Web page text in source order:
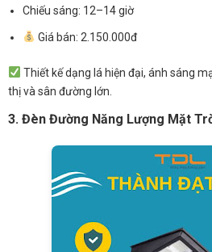
Chiếu sáng: 12–14 giờ
Giá bán: 2.150.000đ
Thiết kế dạng lá hiện đại, ánh sáng
thị và sân đường lớn.
3. Đèn Đường Năng Lượng Mặt